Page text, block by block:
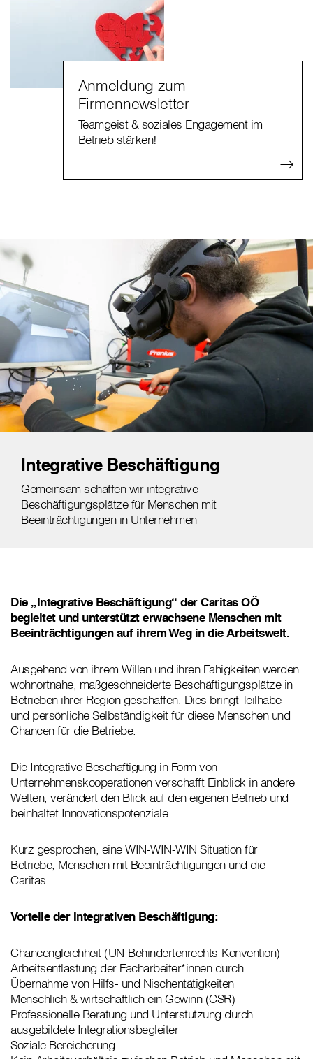
Anmeldung zum
Firmennewsletter
Teamgeist & soziales Engagement im
Betrieb stärken!
Integrative Beschäftigung
Gemeinsam schaffen wir integrative
Beschäftigungsplätze für Menschen mit
Beeinträchtigungen in Unternehmen
Die „Integrative Beschäftigung“ der Caritas OÖ
begleitet und unterstützt erwachsene Menschen mit
Beeinträchtigungen auf ihrem Weg in die Arbeitswelt.
Ausgehend von ihrem Willen und ihren Fähigkeiten werden
wohnortnahe, maßgeschneiderte Beschäftigungsplätze in
Betrieben ihrer Region geschaffen. Dies bringt Teilhabe
und persönliche Selbständigkeit für diese Menschen und
Chancen für die Betriebe.
Die Integrative Beschäftigung in Form von
Unternehmenskooperationen verschafft Einblick in andere
Welten, verändert den Blick auf den eigenen Betrieb und
beinhaltet Innovationspotenziale.
Kurz gesprochen, eine WIN-WIN-WIN Situation für
Betriebe, Menschen mit Beeinträchtigungen und die
Caritas.
Vorteile der Integrativen Beschäftigung:
Chancengleichheit (UN-Behindertenrechts-Konvention)
Arbeitsentlastung der Facharbeiter*innen durch
Übernahme von Hilfs- und Nischentätigkeiten
Menschlich & wirtschaftlich ein Gewinn (CSR)
Professionelle Beratung und Unterstützung durch
ausgebildete Integrationsbegleiter
Soziale Bereicherung